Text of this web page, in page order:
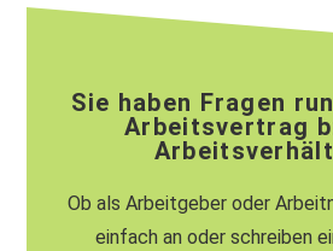
Sie haben Fragen
Arbeitsvertrag
Ob als Arbeitgeber oder
einfach an oder schreiben